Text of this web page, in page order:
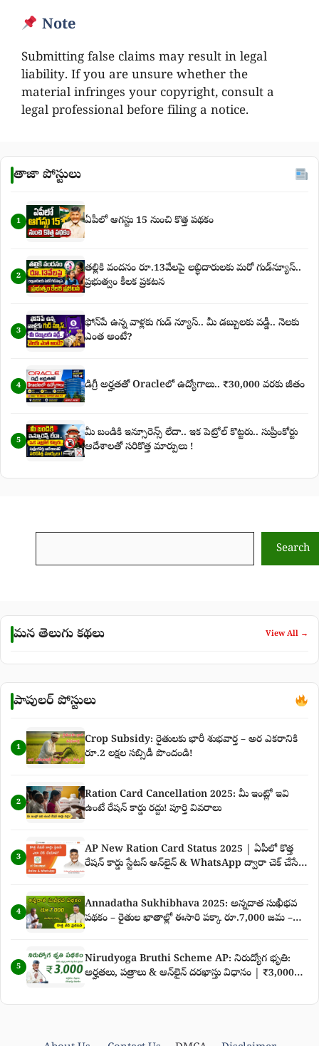
Note
Submitting false claims may result in legal
liability. If you are unsure whether the
material infringes your copyright, consult a
legal professional before filing a notice.
తాజా పోస్టులు
1 ఏపీలో ఆగస్టు 15 నుంచి కొత్త పథకం
2
తల్లికి వందనం రూ.13వేలపై లబ్ధిదారులకు మరో గుడ్‌న్యూస్..
ప్రభుత్వం కీలక ప్రకటన
3
ఫోన్‌పే ఉన్న వాళ్లకు గుడ్ న్యూస్.. మీ డబ్బులకు వడ్డీ.. నెలకు
ఎంత అంటే?
4 డిగ్రీ అర్హతతో Oracleలో ఉద్యోగాలు.. ₹30,000 వరకు జీతం
5
మీ బండికి ఇన్సూరెన్స్ లేదా.. ఇక పెట్రోల్ కొట్టరు.. సుప్రీంకోర్టు
ఆదేశాలతో సరికొత్త మార్పులు !
Search
మన తెలుగు కథలు View All →
పాపులర్ పోస్టులు
1
Crop Subsidy: రైతులకు భారీ శుభవార్త – అర ఎకరానికి
రూ.2 లక్షల సబ్సిడీ పొందండి!
2
Ration Card Cancellation 2025: మీ ఇంట్లో ఇవి
ఉంటే రేషన్ కార్డు రద్దు! పూర్తి వివరాలు
3
AP New Ration Card Status 2025 | ఏపీలో కొత్త
రేషన్ కార్డు స్టేటస్ ఆన్‌లైన్ & WhatsApp ద్వారా చెక్ చేసే
4
Annadatha Sukhibhava 2025: అన్నదాత సుఖీభవ
పథకం – రైతుల ఖాతాల్లో ఈసారి పక్కా రూ.7,000 జమ –
5
Nirudyoga Bruthi Scheme AP: నిరుద్యోగ భృతి:
అర్హతలు, పత్రాలు & ఆన్‌లైన్ దరఖాస్తు విధానం | ₹3,000